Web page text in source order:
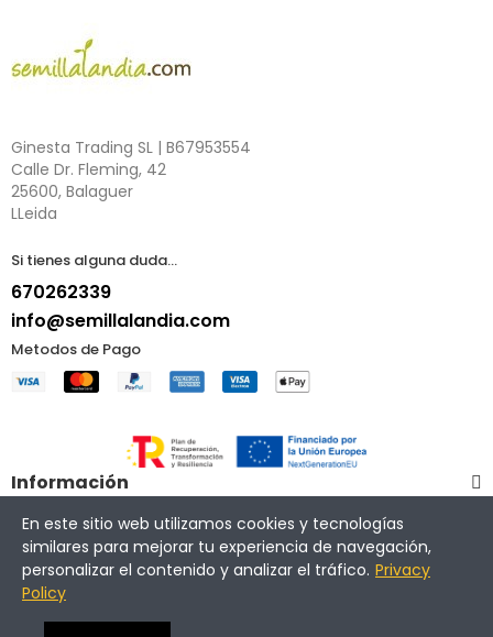
Ginesta Trading SL | B67953554
Calle Dr. Fleming, 42
25600, Balaguer
LLeida
Si tienes alguna duda...
670262339
info@semillalandia.com
Metodos de Pago
Información
Mi Cuenta
Copyright © 2025 | Ginesta Trading | Semillalandia.com
En este sitio web utilizamos cookies y tecnologías
similares para mejorar tu experiencia de navegación,
personalizar el contenido y analizar el tráfico. Privacy
Policy